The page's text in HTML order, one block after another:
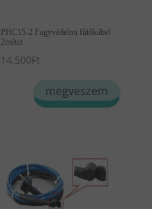
PHC15-2 Fagyvédelmi fűtőkábel
2méter
14,500Ft
megveszem